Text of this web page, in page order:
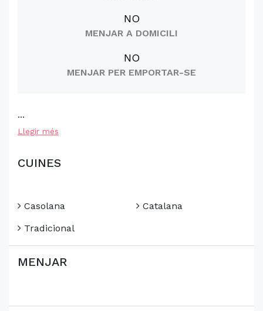
NO
MENJAR A DOMICILI
NO
MENJAR PER EMPORTAR-SE
...
Llegir més
CUINES
Casolana
Tradicional
Catalana
MENJAR